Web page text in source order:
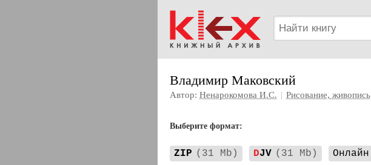
Владимир Маковский
Автор: Ненарокомова И.С. | Рисование, живопись
Выберите формат:
ZIP (31 Mb) DJV (31 Mb) Онлайн